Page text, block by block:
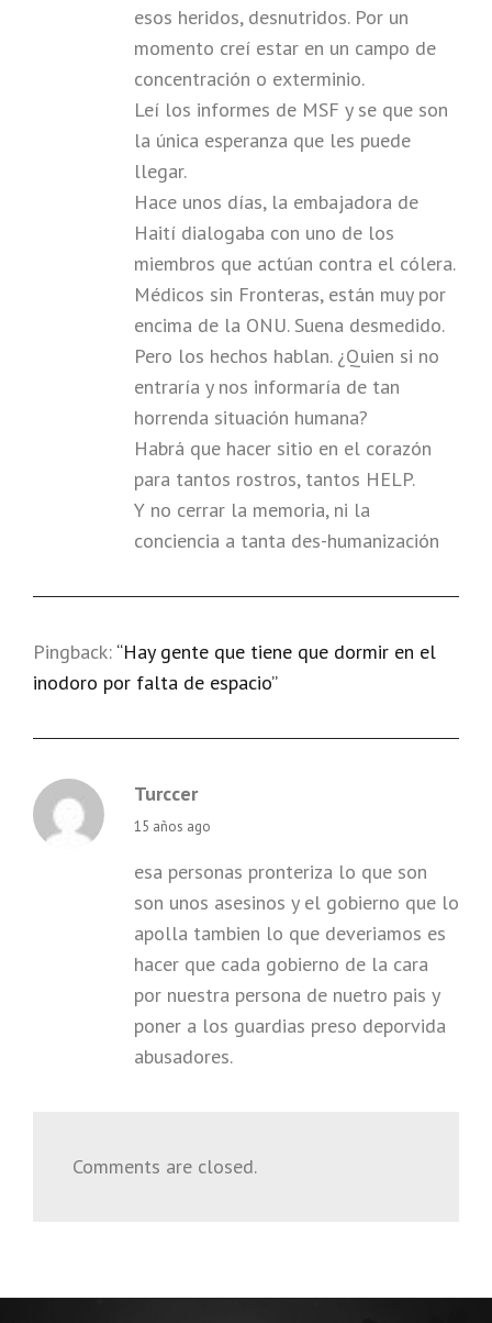
esos heridos, desnutridos. Por un
momento creí estar en un campo de
concentración o exterminio.
Leí los informes de MSF y se que son
la única esperanza que les puede
llegar.
Hace unos días, la embajadora de
Haití dialogaba con uno de los
miembros que actúan contra el cólera.
Médicos sin Fronteras, están muy por
encima de la ONU. Suena desmedido.
Pero los hechos hablan. ¿Quien si no
entraría y nos informaría de tan
horrenda situación humana?
Habrá que hacer sitio en el corazón
para tantos rostros, tantos HELP.
Y no cerrar la memoria, ni la
conciencia a tanta des-humanización
Pingback: “Hay gente que tiene que dormir en el
inodoro por falta de espacio”
Turccer
says:
15 años ago
esa personas pronteriza lo que son
son unos asesinos y el gobierno que lo
apolla tambien lo que deveriamos es
hacer que cada gobierno de la cara
por nuestra persona de nuetro pais y
poner a los guardias preso deporvida
abusadores.
Comments are closed.